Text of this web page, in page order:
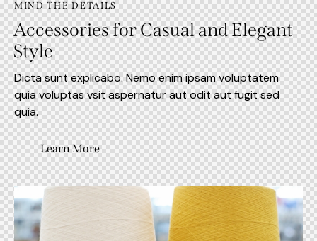
MIND THE DETAILS
Accessories for Casual and Elegant
Style
Dicta sunt explicabo. Nemo enim ipsam voluptatem
quia voluptas vsit aspernatur aut odit aut fugit sed
quia.
Learn More